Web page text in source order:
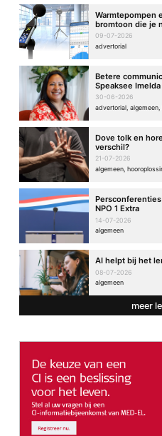
Warmtepompen
bromtoon die je
09-07-2026
advertorial
Betere
Speaksee
30-06-2026
advertorial,
Dove tolk en
verschil?
21-07-2026
NPO 1 Extra
14-07-2026
algemeen
AI helpt bij het
08-07-2026
algemeen
meer